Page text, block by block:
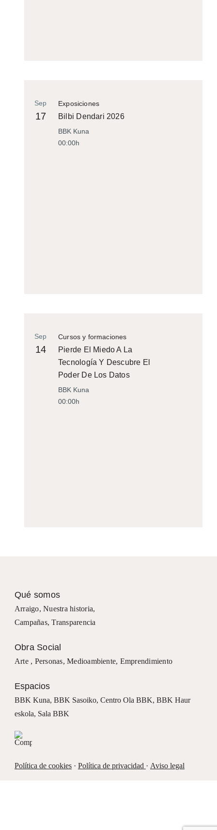
Exposiciones
Sep
17 Bilbi Dendari 2026
BBK Kuna
00:00h
Cursos y formaciones
Sep
14
Pierde El Miedo A La
Tecnología Y Descubre El
Poder De Los Datos
BBK Kuna
00:00h
Qué somos
Arraigo,Nuestra historia,
Campañas, Transparencia
Obra Social
Arte , Personas,Medioambiente, Emprendimiento
Espacios
BBK Kuna, BBK Sasoiko, Centro Ola BBK, BBK Haur
eskola, Sala BBK
Política de cookies· Política de privacidad · Aviso legal